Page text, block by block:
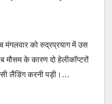
मंगलवार को रुद्रप्रयाग में उस
के कारण दो हेलीकॉप्टरों
लैंडिंग करनी पड़ी।…